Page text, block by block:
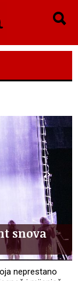
snova
neprestano